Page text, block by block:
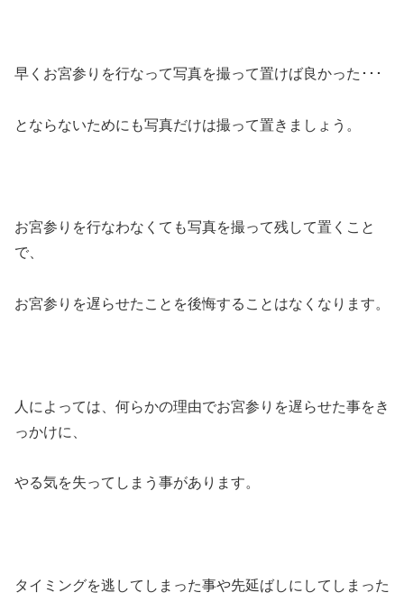
早くお宮参りを行なって写真を撮って置けば良かった･･･
とならないためにも写真だけは撮って置きましょう。
お宮参りを行なわなくても写真を撮って残して置くこと
で、
お宮参りを遅らせたことを後悔することはなくなります。
人によっては、何らかの理由でお宮参りを遅らせた事をき
っかけに、
やる気を失ってしまう事があります。
タイミングを逃してしまった事や先延ばしにしてしまった